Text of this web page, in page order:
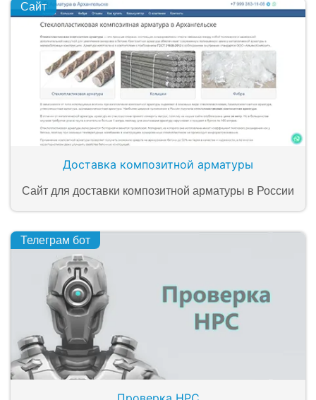
Сайт
Доставка композитной арматуры
Сайт для доставки композитной арматуры в России
Телеграм бот